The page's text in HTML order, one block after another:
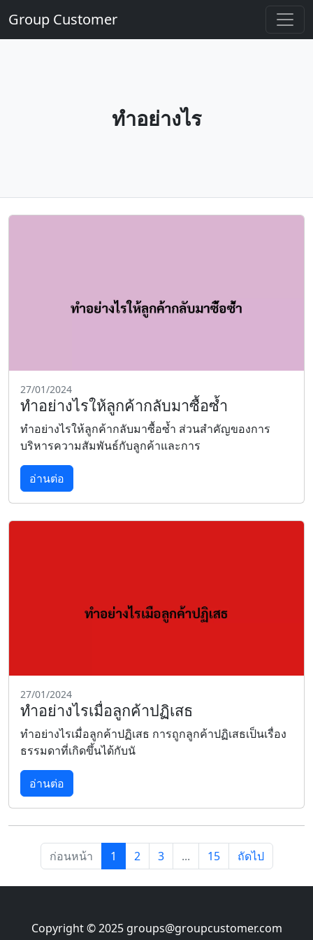
Group Customer
ทำอย่างไร
27/01/2024
ทำอย่างไรให้ลูกค้ากลับมาซื้อซ้ำ
ทำอย่างไรให้ลูกค้ากลับมาซื้อซ้ำ ส่วนสำคัญของการ
บริหารความสัมพันธ์กับลูกค้าและการ
อ่านต่อ
27/01/2024
ทำอย่างไรเมื่อลูกค้าปฏิเสธ
ทำอย่างไรเมื่อลูกค้าปฏิเสธ การถูกลูกค้าปฏิเสธเป็นเรื่อง
ธรรมดาที่เกิดขึ้นได้กับนั
อ่านต่อ
ก่อนหน้า 1 2 3 ... 15 ถัดไป
Copyright © 2025 groups@groupcustomer.com